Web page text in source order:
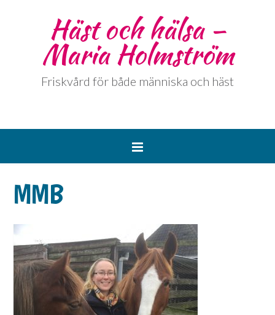
Häst och hälsa –
Maria Holmström
Friskvård för både människa och häst
MMB